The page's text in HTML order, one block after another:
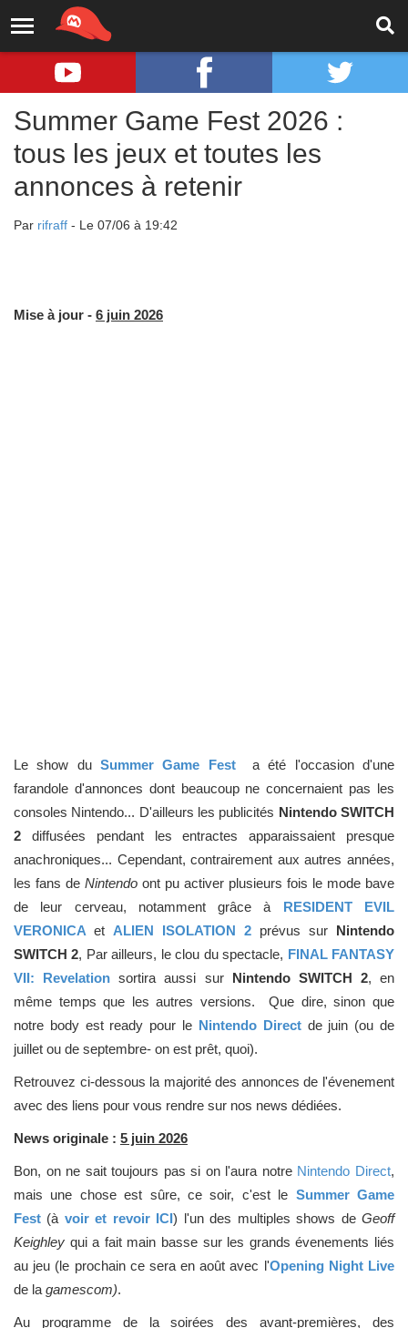
Summer Game Fest 2026 :
tous les jeux et toutes les
annonces à retenir
Par rifraff - Le 07/06 à 19:42
Mise à jour - 6 juin 2026
Le show du Summer Game Festa été l'occasion d'une
farandole d'annonces dont beaucoup ne concernaient pas les
consoles Nintendo... D'ailleurs les publicités Nintendo SWITCH
2 diffusées pendant les entractes apparaissaient presque
anachroniques... Cependant, contrairement aux autres années,
les fans de Nintendo ont pu activer plusieurs fois le mode bave
de leur cerveau, notamment grâce à RESIDENT EVIL
VERONICA et ALIEN ISOLATION 2 prévus sur Nintendo
SWITCH 2, Par ailleurs, le clou du spectacle, FINAL FANTASY
VII: Revelation sortira aussi sur Nintendo SWITCH 2, en
même temps que les autres versions. Que dire, sinon que
notre body est ready pour le Nintendo Direct de juin (ou de
juillet ou de septembre- on est prêt, quoi).
Retrouvez ci-dessous la majorité des annonces de l'évenement
avec des liens pour vous rendre sur nos news dédiées.
News originale : 5 juin 2026
Bon, on ne sait toujours pas si on l'aura notre Nintendo Direct,
mais une chose est sûre, ce soir, c'est le Summer Game
Fest (à voir et revoir ICI) l'un des multiples shows deGeoff
Keighley qui a fait main basse sur les grands évenements liés
au jeu (le prochain ce sera en août avec l'Opening Night Live
de la gamescom).
Au programme de la soirées des avant-premières, des